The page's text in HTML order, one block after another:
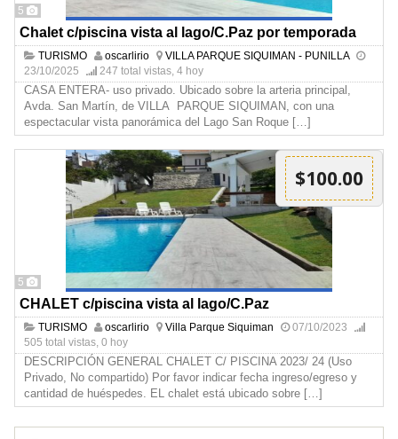
5
Chalet c/piscina vista al lago/C.Paz por temporada
TURISMO oscarlirio
VILLA PARQUE SIQUIMAN - PUNILLA
23/10/2025
247 total vistas, 4 hoy
CASA ENTERA- uso privado. Ubicado sobre la arteria principal,
Avda. San Martín, de VILLA PARQUE SIQUIMAN, con una
espectacular vista panorámica del Lago San Roque […]
5
$100.00
CHALET c/piscina vista al lago/C.Paz
TURISMO oscarlirio Villa Parque Siquiman
07/10/2023
505 total vistas, 0 hoy
DESCRIPCIÓN GENERAL CHALET C/ PISCINA 2023/ 24 (Uso
Privado, No compartido) Por favor indicar fecha ingreso/egreso y
cantidad de huéspedes. EL chalet está ubicado sobre […]